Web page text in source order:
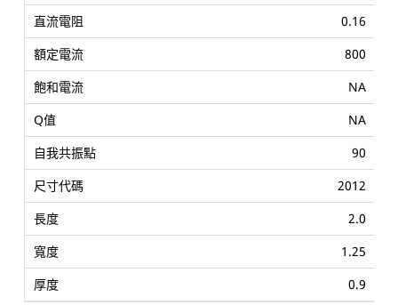
0.16
800
NA
NA
90
2012
2.0
1.25
0.9